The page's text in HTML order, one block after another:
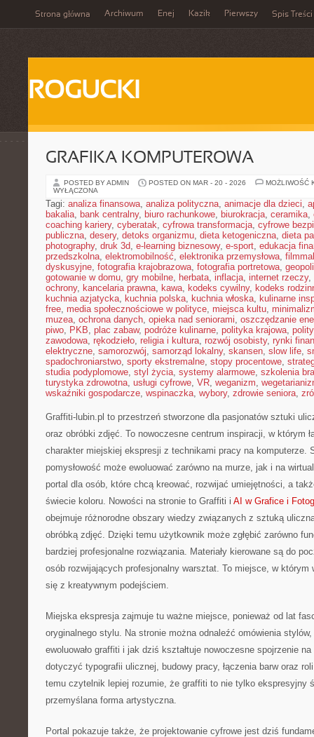
Strona główna Archiwum Enej Kazik Pierwszy Spis Treści
ROGUCKI
GRAFIKA KOMPUTEROWA
POSTED BY ADMIN POSTED ON MAR - 20 - 2026
MOŻLIWOŚĆ
WYŁĄCZONA
Tagi: analiza finansowa, analiza polityczna, animacje dla dzieci,
bakalia, bank centralny, biuro rachunkowe, biurokracja, ceramika,
coaching kariery, cyberatak, cyfrowa transformacja, cyfrowe
publiczna, desery, detoks organizmu, dieta ketogeniczna, dieta
photography, druk 3d, e-learning biznesowy, e-sport, edukacja
przedszkolna, elektromobilność, elektronika przemysłowa,
dyskusyjne, fotografia krajobrazowa, fotografia portretowa,
gotowanie w domu, gry mobilne, herbata, inflacja, internet rzeczy,
ochrony, kancelaria prawna, kawa, kodeks cywilny, kodeks
kuchnia azjatycka, kuchnia polska, kuchnia włoska, kulinarne
free, media społecznościowe w polityce, miejsca kultu,
muzea, ochrona danych, opieka nad seniorami, oszczędzanie
piwo, PKB, plac zabaw, podróże kulinarne, polityka krajowa,
zawodowa, rękodzieło, religia i kultura, rozwój osobisty, rynki
elektryczne, samorozwój, samorząd lokalny, skansen, slow life,
spadochroniarstwo, sporty ekstremalne, stopy procentowe,
studia podyplomowe, styl życia, systemy alarmowe, szkolenia
turystyka zdrowotna, usługi cyfrowe, VR, weganizm,
wskaźniki gospodarcze, wspinaczka, wybory, zdrowie seniora,
Graffiti-lubin.pl to przestrzeń stworzone dla pasjonatów sztuki
oraz obróbki zdjęć. To nowoczesne centrum inspiracji, w którym
charakter miejskiej ekspresji z technikami pracy na komputerze.
pomysłowość może ewoluować zarówno na murze, jak i na
portal dla osób, które chcą kreować, rozwijać umiejętności, a
świecie koloru. Nowości na stronie to Graffiti i AI w Grafice i
obejmuje różnorodne obszary wiedzy związanych z sztuką
obróbką zdjęć. Dzięki temu użytkownik może zgłębić zarówno
bardziej profesjonalne rozwiązania. Materiały kierowane są do
osób rozwijających profesjonalny warsztat. To miejsce, w którym
się z kreatywnym podejściem.
Miejska ekspresja zajmuje tu ważne miejsce, ponieważ od lat
oryginalnego stylu. Na stronie można odnaleźć omówienia
ewoluowało graffiti i jak dziś kształtuje nowoczesne spojrzenie
dotyczyć typografii ulicznej, budowy pracy, łączenia barw oraz
temu czytelnik lepiej rozumie, że graffiti to nie tylko ekspresyjny
przemyślana forma artystyczna.
Portal pokazuje także, że projektowanie cyfrowe jest dziś